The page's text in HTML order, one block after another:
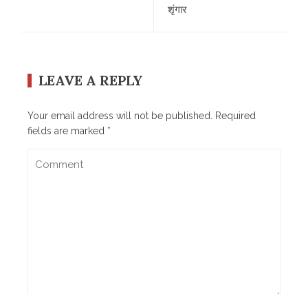
शृंगार
LEAVE A REPLY
Your email address will not be published.
Required
fields are marked *